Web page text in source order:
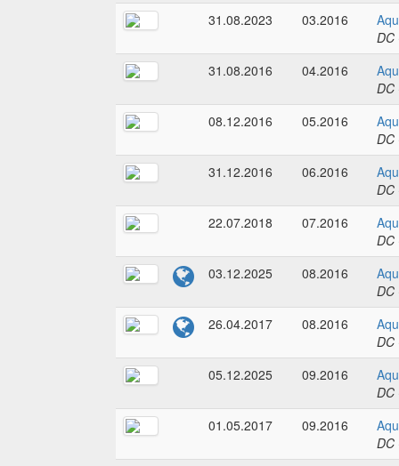
31.08.2023
03.2016
DC
31.08.2016
04.2016
DC
08.12.2016
05.2016
DC
31.12.2016
06.2016
DC
22.07.2018
07.2016
DC
03.12.2025
08.2016
DC
26.04.2017
08.2016
DC
05.12.2025
09.2016
DC
01.05.2017
09.2016
DC